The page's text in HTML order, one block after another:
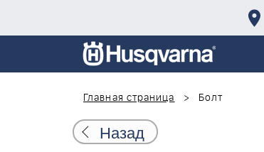
Главная страница
Болт
Назад